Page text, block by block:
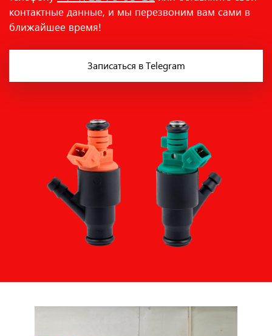
контактные данные, и мы перезвоним вам сами в
ближайшее время!
Записаться в Telegram